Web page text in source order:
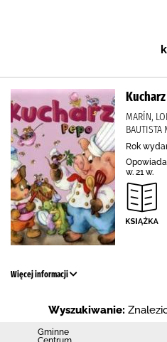
MARÍN,
BAUTISTA
Rok
w. 21 w.
Więcej informacji
Wyszukiwanie:
Gminne